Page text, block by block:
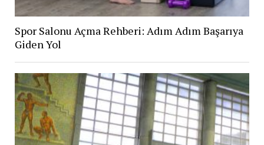
Spor Salonu Açma Rehberi: Adım Adım Başarıya
Giden Yol